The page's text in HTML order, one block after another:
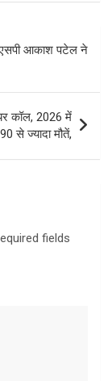
एसपी आकाश पटेल ने
कॉल, 2026 में
से ज्यादा मौतें,
fields